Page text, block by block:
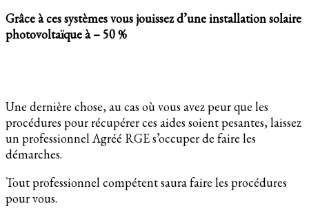
Grâce à ces systèmes vous jouissez d’une installation solaire
photovoltaïque à – 50 %
Une dernière chose, au cas où vous avez peur que les
procédures pour récupérer ces aides soient pesantes, laissez
un professionnel Agréé RGE s’occuper de faire les
démarches.
Tout professionnel compétent saura faire les procédures
pour vous.